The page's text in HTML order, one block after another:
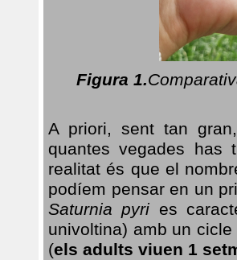
Figura 1.
A priori, sent tan
quantes vegades has
realitat és que el
podíem pensar en un
Saturnia pyri es
univoltina) amb un
(els adults viuen 1